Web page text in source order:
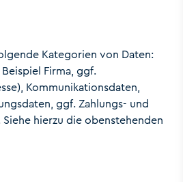
Kategorien von Daten:
Firma, ggf.
Kommunikationsdaten,
ggf. Zahlungs- und
hierzu die obenstehenden